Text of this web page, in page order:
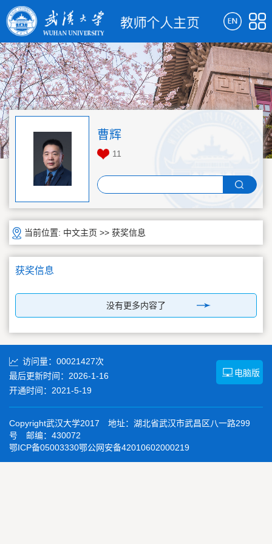
曹辉
11
当前位置: 中文主页 >> 获奖信息
获奖信息
没有更多内容了
访问量： 00021427次
最后更新时间： 2026-1-16
开通时间： 2021-5-19
电脑版
Copyright武汉大学2017 地址：湖北省武汉市武昌区八一路299
号 邮编：430072
鄂ICP备05003330鄂公网安备42010602000219